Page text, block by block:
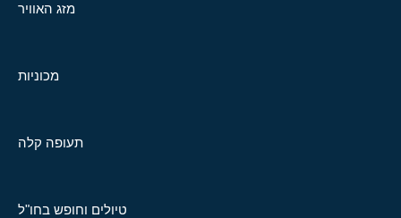
מזג האוויר
מכוניות
תעופה קלה
טיולים וחופש בחו"ל